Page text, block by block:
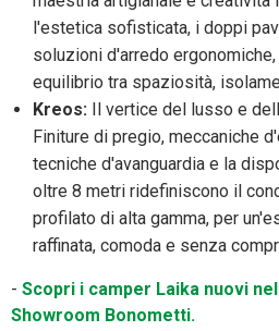
l'estetica sofisticata, i doppi
soluzioni d'arredo
equilibrio tra spaziosità,
Kreos: Il vertice del lusso e
Finiture di pregio, meccaniche
tecniche d'avanguardia e la
oltre 8 metri ridefiniscono il
profilato di alta gamma, per
raffinata, comoda e senza
- Scopri i camper Laika nuovi
Showroom Bonometti.